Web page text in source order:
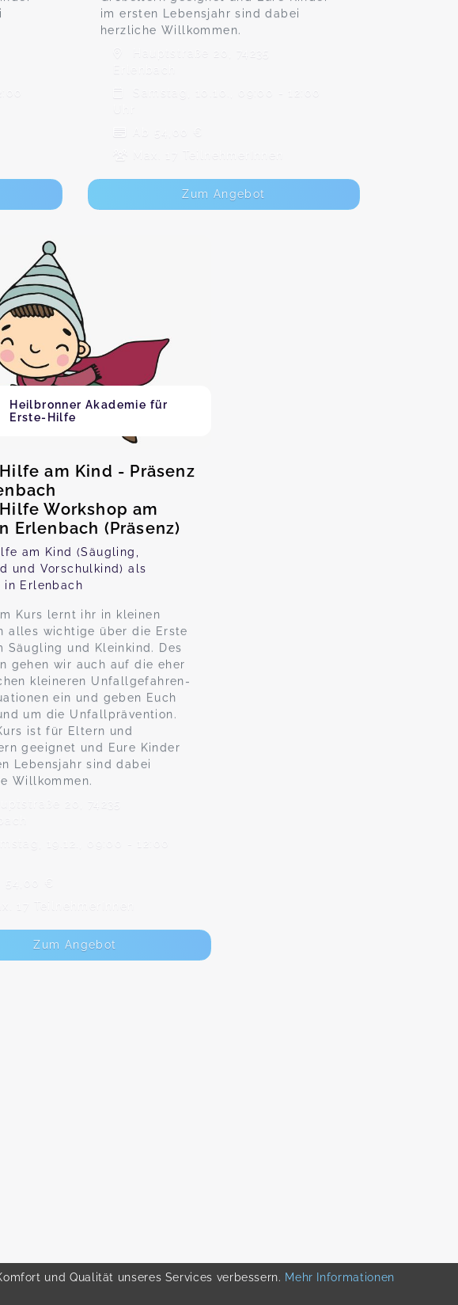
im ersten Lebensjahr sind dabei
herzliche Willkommen.
Hauptstraße 20, 74235
Erlenbach
Samstag, 10.10., 09:00 - 12:00
Ab 54,00 €
Max. 17 TeilnehmerInnen
Zum Angebot
Heilbronner Akademie für
Erste-Hilfe
am Kind - Präsenz
Workshop am
Erlenbach (Präsenz)
am Kind (Säugling,
und Vorschulkind) als
in Erlenbach
Kurs lernt ihr in kleinen
alles wichtige über die Erste
Säugling und Kleinkind. Des
gehen wir auch auf die eher
kleineren Unfallgefahren-
ein und geben Euch
um die Unfallprävention.
ist für Eltern und
geeignet und Eure Kinder
Lebensjahr sind dabei
Willkommen.
20, 74235
19.12., 09:00 - 12:00
54,00 €
17 TeilnehmerInnen
Zum Angebot
und Qualität unseres Services verbessern. Mehr Informationen